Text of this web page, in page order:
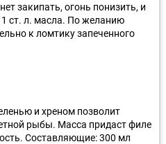
закипать, огонь понизить, и
ст. л. масла. По желанию
к ломтику запеченного
и хреном позволит
рыбы. Масса придаст филе
Составляющие: 300 мл